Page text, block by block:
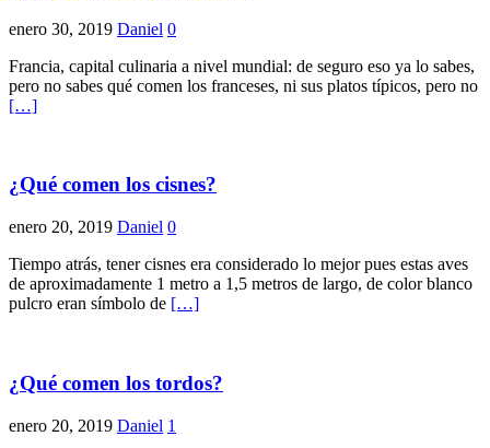
enero 30, 2019 Daniel 0
Francia, capital culinaria a nivel mundial: de seguro eso ya lo sabes,
pero no sabes qué comen los franceses, ni sus platos típicos, pero no
[…]
¿Qué comen los cisnes?
enero 20, 2019 Daniel 0
Tiempo atrás, tener cisnes era considerado lo mejor pues estas aves
de aproximadamente 1 metro a 1,5 metros de largo, de color blanco
pulcro eran símbolo de […]
¿Qué comen los tordos?
enero 20, 2019 Daniel 1